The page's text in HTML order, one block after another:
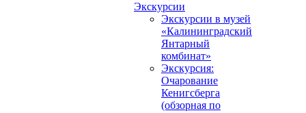
Экскурсии
Экскурсии в музей
«Калининградский
Янтарный
комбинат»
Экскурсия:
Очарование
Кенигсберга
(обзорная по